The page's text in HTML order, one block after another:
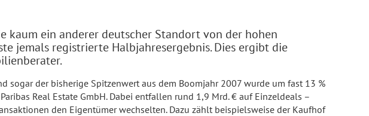
ein anderer deutscher Standort von der hohen
jemals registrierte Halbjahresergebnis. Dies ergibt die
sogar der bisherige Spitzenwert aus dem Boomjahr 2007 wurde um fast 13 %
Real Estate GmbH. Dabei entfallen rund 1,9 Mrd. € auf Einzeldeals –
den Eigentümer wechselten. Dazu zählt beispielsweise der Kaufhof